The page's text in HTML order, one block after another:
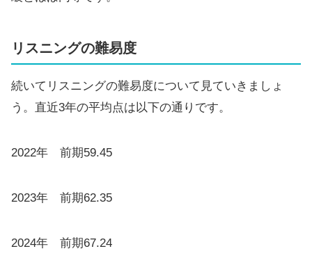
リスニングの難易度
続いてリスニングの難易度について見ていきましょ
う。直近3年の平均点は以下の通りです。
2022年 前期59.45
2023年 前期62.35
2024年 前期67.24